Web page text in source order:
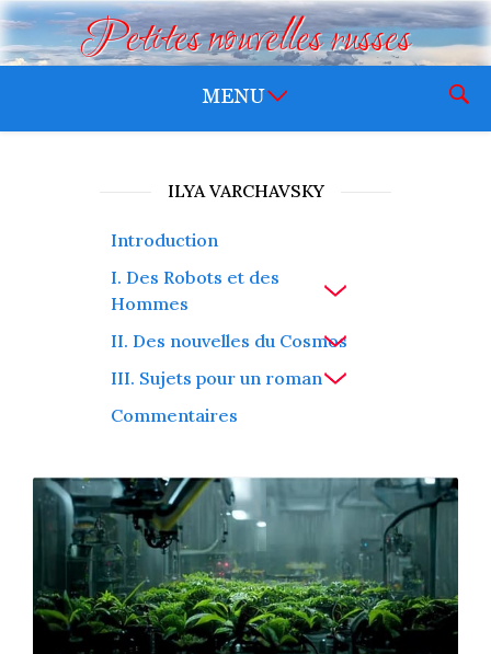
Petites nouvelles russes
ILYA VARCHAVSKY
Introduction
I. Des Robots et des
Hommes
II. Des nouvelles du Cosmos
III. Sujets pour un roman
Commentaires